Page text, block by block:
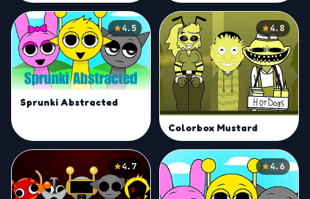
4.5
Sprunki Abstracted
4.8
Colorbox Mustard
4.7 4.6